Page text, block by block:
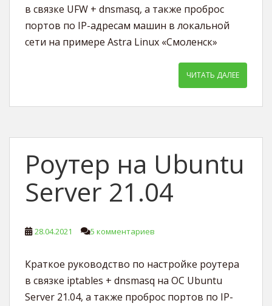
в связке UFW + dnsmasq, а также проброс
портов по IP-адресам машин в локальной
сети на примере Astra Linux «Смоленск»
ЧИТАТЬ ДАЛЕЕ
Роутер на Ubuntu
Server 21.04
28.04.2021 5 комментариев
Краткое руководство по настройке роутера
в связке iptables + dnsmasq на ОС Ubuntu
Server 21.04, а также проброс портов по IP-